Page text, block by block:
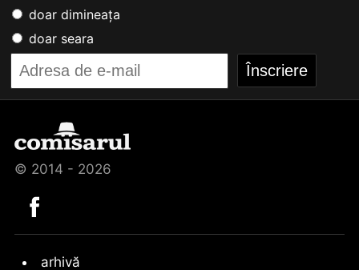
doar dimineața
doar seara
© 2014 - 2026
arhivă